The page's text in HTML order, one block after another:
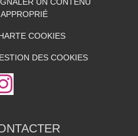
COOKIES
DES COOKIES